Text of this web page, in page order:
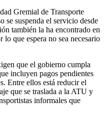
Gremial de Transporte
se suspenda el servicio desde
también la ha encontrado en
que espera no sea necesario
que el gobierno cumpla
incluyen pagos pendientes
Entre ellos está reducir el
que se traslada a la ATU y
informales que